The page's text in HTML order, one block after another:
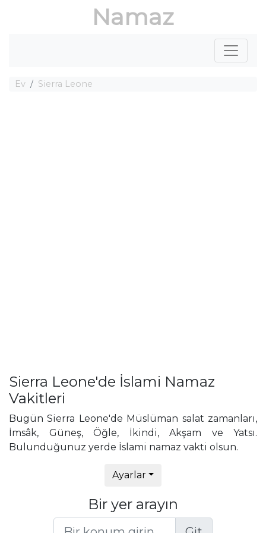
Namaz
Ev Sierra Leone
Sierra Leone'de İslami Namaz
Vakitleri
Bugün Sierra Leone'de Müslüman salat zamanları,
İmsâk, Güneş, Öğle, İkindi, Akşam ve Yatsı.
Bulunduğunuz yerde İslami namaz vakti olsun.
Ayarlar
Bir yer arayın